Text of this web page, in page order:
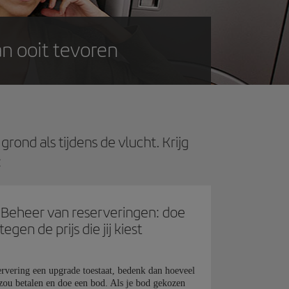
ooit tevoren
als tijdens de vlucht. Krijg
van reserveringen: doe
de prijs die jij kiest
een upgrade toestaat, bedenk dan hoeveel
betalen en doe een bod. Als je bod gekozen